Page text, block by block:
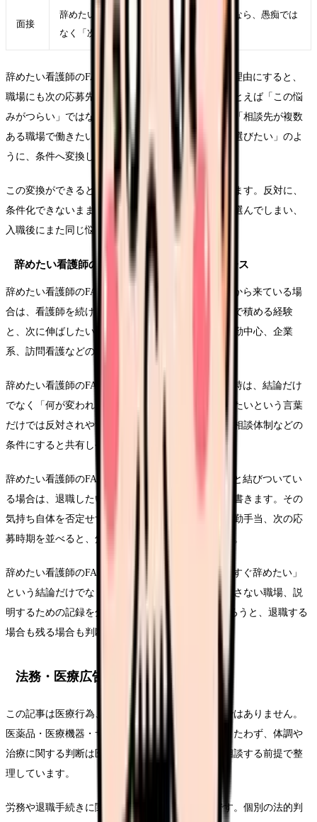
面接
辞めたい看護師のFAQ50を面接で説明するなら、愚痴では
なく「次に重視したい条件」に言い換える
辞めたい看護師のFAQ50という言葉をそのまま退職理由にすると、
職場にも次の応募先にも伝わりにくくなります。たとえば「この悩
みがつらい」ではなく、「夜勤回数を減らしたい」「相談先が複数
ある職場で働きたい」「教育の段階が明確な環境を選びたい」のよ
うに、条件へ変換します。
この変換ができると、求人を見る時の精度が上がります。反対に、
条件化できないまま応募すると、給与や通勤だけで選んでしまい、
入職後にまた同じ悩みが再燃することがあります。
辞めたい看護師のFAQ50で起きやすい具体ケース
辞めたい看護師のFAQ50という悩みがキャリア不安から来ている場
合は、看護師を続けるかどうかより先に、今の職場で積める経験
と、次に伸ばしたい経験を分けます。病棟以外、日勤中心、企業
系、訪問看護などの条件を比較します。
辞めたい看護師のFAQ50について家族や同僚に話す時は、結論だけ
でなく「何が変われば働けるか」を添えます。辞めたいという言葉
だけでは反対されやすくても、夜勤、残業、教育、相談体制などの
条件にすると共有しやすくなります。
辞めたい看護師のFAQ50という悩みが給与や生活費と結びついてい
る場合は、退職したい気持ちとお金の不安を別々に書きます。その
気持ち自体を否定せず、固定費、賞与、残業代、夜勤手当、次の応
募時期を並べると、焦りだけで動きにくくなります。
辞めたい看護師のFAQ50について考える時は、「今すぐ辞めたい」
という結論だけでなく、悩みを弱める条件、繰り返さない職場、説
明するための記録を分けてください。この3つがそろうと、退職する
場合も残る場合も判断がぶれにくくなります。
法務・医療広告・求人広告上の注意
この記事は医療行為、診断、治療効果を示すものではありません。
医薬品・医療機器・サプリメント等の効能効果をうたわず、体調や
治療に関する判断は医師・薬剤師などの専門職に相談する前提で整
理しています。
労務や退職手続きに関わる部分は一般的な整理です。個別の法的判